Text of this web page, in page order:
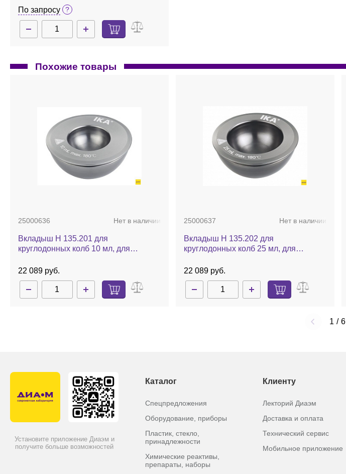
По запросу
Похожие товары
25000636 Нет в наличии
Вкладыш H 135.201 для
круглодонных колб 10 мл, для
22 089 руб.
25000637 Нет в наличии
Вкладыш H 135.202 для
круглодонных колб 25 мл, для
22 089 руб.
1 / 6
Установите приложение Диаэм и
получите больше возможностей
Каталог
Спецпредложения
Оборудование, приборы
Пластик, стекло,
принадлежности
Химические реактивы,
препараты, наборы
Клиенту
Лекторий Диаэм
Доставка и оплата
Технический сервис
Мобильное приложение